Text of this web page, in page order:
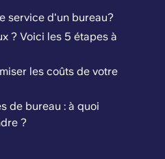
service d'un bureau?
? Voici les 5 étapes à
les coûts de votre
de bureau : à quoi
?